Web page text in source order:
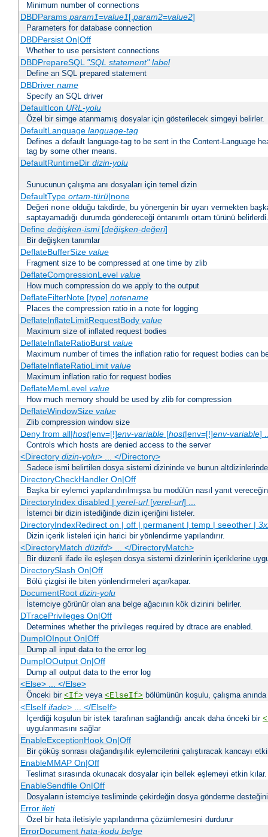
Minimum number of connections
DBDParams param1=value1[,param2=value2]
Parameters for database connection
DBDPersist On|Off
Whether to use persistent connections
DBDPrepareSQL "SQL statement" label
Define an SQL prepared statement
DBDriver name
Specify an SQL driver
DefaultIcon URL-yolu
Özel bir simge atanmamış dosyalar için gösterilecek simgeyi belirler.
DefaultLanguage language-tag
Defines a default language-tag to be sent in the Content-Language
tag by some other means.
DefaultRuntimeDir dizin-yolu
Sunucunun çalışma anı dosyaları için temel dizin
DefaultType ortam-türü|none
Değeri none olduğu takdirde, bu yönergenin bir uyarı vermekten
saptayamadığı durumda göndereceği öntanımlı ortam türünü belirlerdi.
Define değişken-ismi[değişken-değeri]
Bir değişken tanımlar
DeflateBufferSize value
Fragment size to be compressed at one time by zlib
DeflateCompressionLevel value
How much compression do we apply to the output
DeflateFilterNote [type] notename
Places the compression ratio in a note for logging
DeflateInflateLimitRequestBody value
Maximum size of inflated request bodies
DeflateInflateRatioBurst value
Maximum number of times the inflation ratio for request bodies can
DeflateInflateRatioLimit value
Maximum inflation ratio for request bodies
DeflateMemLevel value
How much memory should be used by zlib for compression
DeflateWindowSize value
Zlib compression window size
Deny from all|host|env=[!]env-variable[host|env=[!]env-variable]
Controls which hosts are denied access to the server
<Directory dizin-yolu> ... </Directory>
Sadece ismi belirtilen dosya sistemi dizininde ve bunun
DirectoryCheckHandler On|Off
Başka bir eylemci yapılandırılmışsa bu modülün nasıl yanıt
DirectoryIndex disabled | yerel-url[yerel-url] ...
İstemci bir dizin istediğinde dizin içeriğini listeler.
DirectoryIndexRedirect on | off | permanent | temp | seeother |
Dizin içerik listeleri için harici bir yönlendirme yapılandırır.
<DirectoryMatch düzifd> ... </DirectoryMatch>
Bir düzenli ifade ile eşleşen dosya sistemi dizinlerinin içeriklerine
DirectorySlash On|Off
Bölü çizgisi ile biten yönlendirmeleri açar/kapar.
DocumentRoot dizin-yolu
İstemciye görünür olan ana belge ağacının kök dizinini belirler.
DTracePrivileges On|Off
Determines whether the privileges required by dtrace are enabled.
DumpIOInput On|Off
Dump all input data to the error log
DumpIOOutput On|Off
Dump all output data to the error log
<Else> ... </Else>
Önceki bir <If> veya <ElseIf> bölümünün koşulu, çalışma
<ElseIf ifade> ... </ElseIf>
İçerdiği koşulun bir istek tarafınan sağlandığı ancak daha önceki bir
uygulanmasını sağlar
EnableExceptionHook On|Off
Bir çöküş sonrası olağandışılık eylemcilerini çalıştıracak kancayı
EnableMMAP On|Off
Teslimat sırasında okunacak dosyalar için bellek eşlemeyi etkin kılar.
EnableSendfile On|Off
Dosyaların istemciye tesliminde çekirdeğin dosya gönderme
Error ileti
Özel bir hata iletisiyle yapılandırma çözümlemesini durdurur
ErrorDocument hata-kodu belge